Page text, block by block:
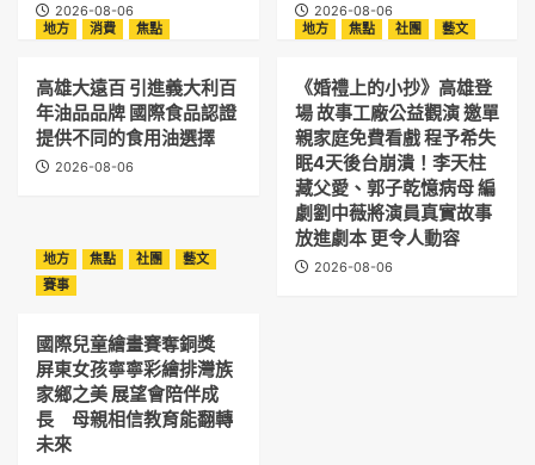
2026-08-06
2026-08-06
地方
消費 焦點
高雄大遠百 引進義大利百
年油品品牌 國際食品認證
提供不同的食用油選擇
2026-08-06
地方 焦點 社團 藝文
《婚禮上的小抄》高雄登
場 故事工廠公益觀演 邀單
親家庭免費看戲 程予希失
眠4天後台崩潰！李天柱
藏父愛、郭子乾憶病母 編
劇劉中薇將演員真實故事
放進劇本 更令人動容
2026-08-06
地方 焦點 社團
藝文
賽事
國際兒童繪畫賽奪銅獎
屏東女孩寧寧彩繪排灣族
家鄉之美 展望會陪伴成
長 母親相信教育能翻轉
未來